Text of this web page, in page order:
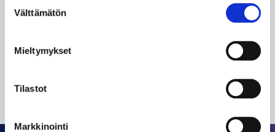
valinta
Välttämätön
Mieltymykset
Tilastot
Markkinointi